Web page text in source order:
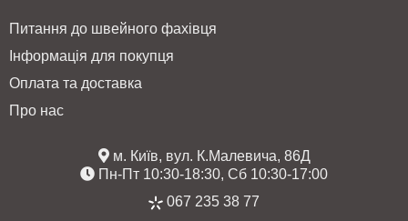
Питання до швейного фахівця
Інформація для покупця
Оплата та доставка
Про нас
м. Київ, вул. К.Малевича, 86Д
Пн-Пт 10:30-18:30, Сб 10:30-17:00
067 235 38 77